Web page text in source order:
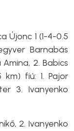
Újonc 1 (1-4-0.5
Barnabás
Amina, 2. Babics
fiú: 1. Pajor
3. Ivanyenko
2. Ivanyenko